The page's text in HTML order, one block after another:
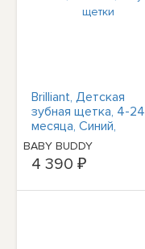
Brilliant, Детская
зубная щетка, 4-24
месяца, Синий,
Мятный, Желтый, 3
Зубные щетки
BABY BUDDY
4 390 ₽